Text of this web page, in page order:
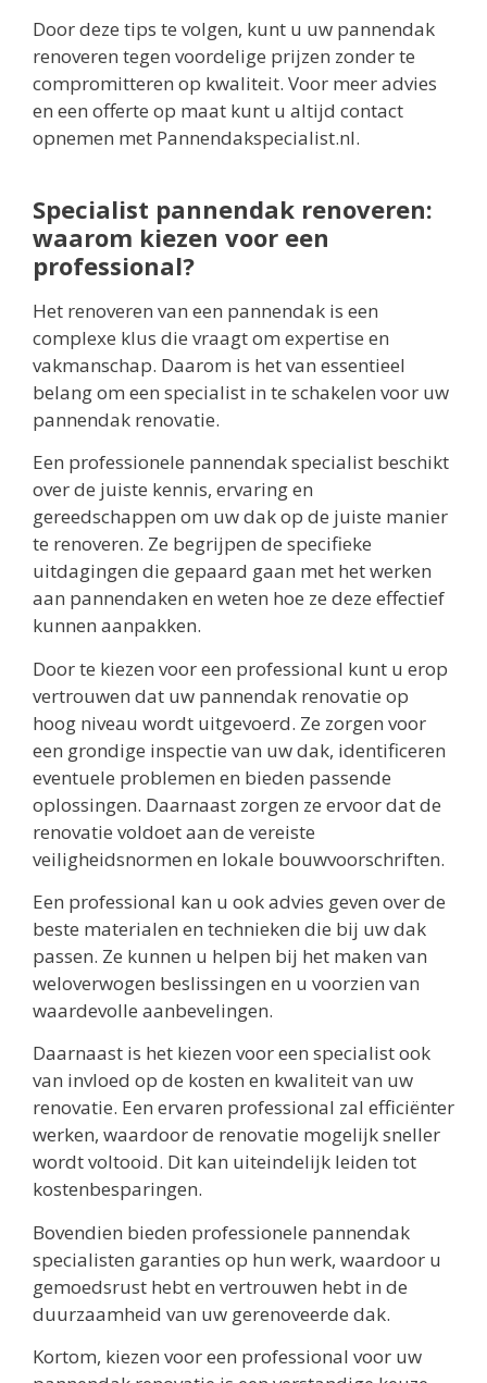
Door deze tips te volgen, kunt u uw pannendak
renoveren tegen voordelige prijzen zonder te
compromitteren op kwaliteit. Voor meer advies
en een offerte op maat kunt u altijd contact
opnemen met Pannendakspecialist.nl.
Specialist pannendak renoveren:
waarom kiezen voor een
professional?
Het renoveren van een pannendak is een
complexe klus die vraagt om expertise en
vakmanschap. Daarom is het van essentieel
belang om een specialist in te schakelen voor uw
pannendak renovatie.
Een professionele pannendak specialist beschikt
over de juiste kennis, ervaring en
gereedschappen om uw dak op de juiste manier
te renoveren. Ze begrijpen de specifieke
uitdagingen die gepaard gaan met het werken
aan pannendaken en weten hoe ze deze effectief
kunnen aanpakken.
Door te kiezen voor een professional kunt u erop
vertrouwen dat uw pannendak renovatie op
hoog niveau wordt uitgevoerd. Ze zorgen voor
een grondige inspectie van uw dak, identificeren
eventuele problemen en bieden passende
oplossingen. Daarnaast zorgen ze ervoor dat de
renovatie voldoet aan de vereiste
veiligheidsnormen en lokale bouwvoorschriften.
Een professional kan u ook advies geven over de
beste materialen en technieken die bij uw dak
passen. Ze kunnen u helpen bij het maken van
weloverwogen beslissingen en u voorzien van
waardevolle aanbevelingen.
Daarnaast is het kiezen voor een specialist ook
van invloed op de kosten en kwaliteit van uw
renovatie. Een ervaren professional zal efficiënter
werken, waardoor de renovatie mogelijk sneller
wordt voltooid. Dit kan uiteindelijk leiden tot
kostenbesparingen.
Bovendien bieden professionele pannendak
specialisten garanties op hun werk, waardoor u
gemoedsrust hebt en vertrouwen hebt in de
duurzaamheid van uw gerenoveerde dak.
Kortom, kiezen voor een professional voor uw